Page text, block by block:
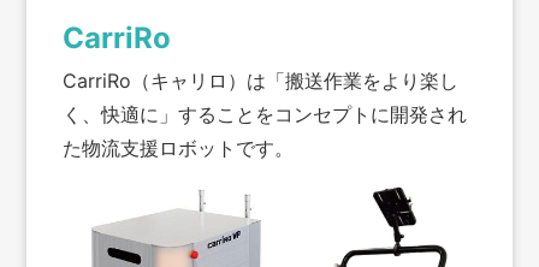
CarriRo
CarriRo（キャリロ）は「搬送作業をより楽し
く、快適に」することをコンセプトに開発され
た物流支援ロボットです。